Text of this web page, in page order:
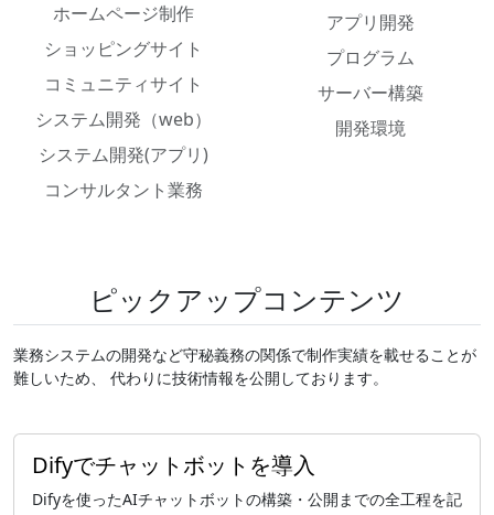
ホームページ制作
ショッピングサイト
コミュニティサイト
システム開発（web）
システム開発(アプリ)
コンサルタント業務
アプリ開発
プログラム
サーバー構築
開発環境
ピックアップコンテンツ
業務システムの開発など守秘義務の関係で制作実績を載せることが
難しいため、 代わりに技術情報を公開しております。
Difyでチャットボットを導入
Difyを使ったAIチャットボットの構築・公開までの全工程を記